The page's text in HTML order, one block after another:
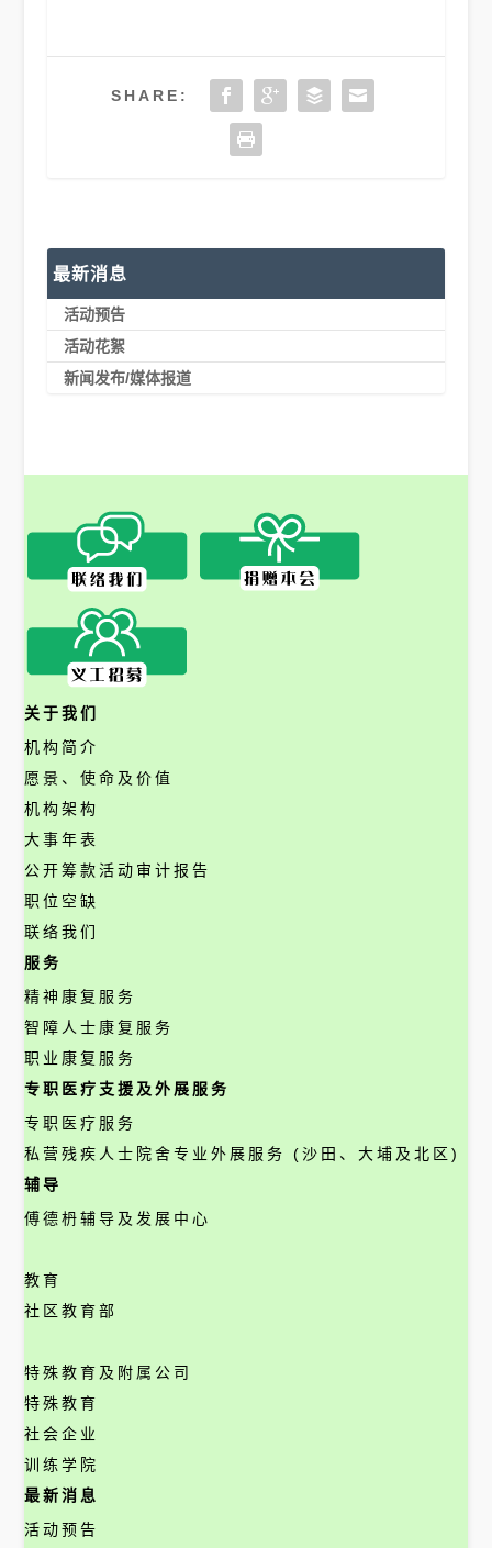
SHARE:
最新消息
活动预告
活动花絮
新闻发布/媒体报道
关于我们
机构简介
愿景、使命及价值
机构架构
大事年表
公开筹款活动审计报告
职位空缺
联络我们
服务
精神康复服务
智障人士康复服务
职业康复服务
专职医疗支援及外展服务
专职医疗服务
私营残疾人士院舍专业外展服务 (沙田、大埔及北区)
辅导
傅德枬辅导及发展中心
教育
社区教育部
特殊教育及附属公司
特殊教育
社会企业
训练学院
最新消息
活动预告